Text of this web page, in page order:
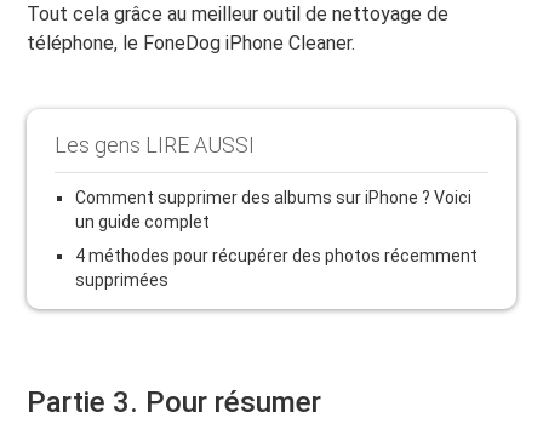
Tout cela grâce au meilleur outil de nettoyage de
téléphone, le FoneDog iPhone Cleaner.
Les gens LIRE AUSSI
Comment supprimer des albums sur iPhone ? Voici
un guide complet
4 méthodes pour récupérer des photos récemment
supprimées
Partie 3. Pour résumer